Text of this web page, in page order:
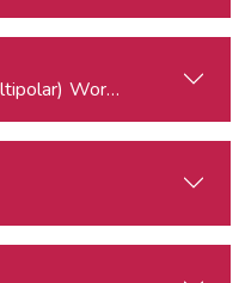
What is